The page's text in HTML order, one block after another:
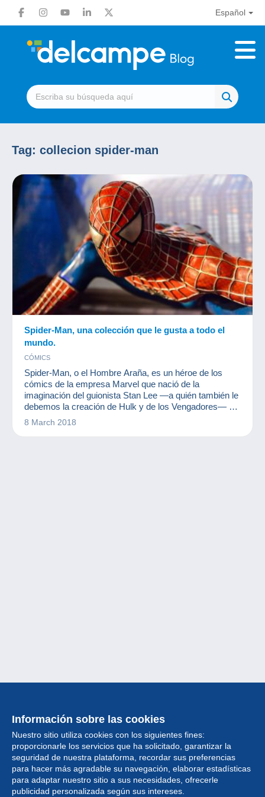
Español
Tag: collecion spider-man
Spider-Man, una colección que le gusta a todo el
mundo.
CÓMICS
Spider-Man, o el Hombre Araña, es un héroe de los
cómics de la empresa Marvel que nació de la
imaginación del guionista Stan Lee —a quién también le
debemos la creación de Hulk y de los Vengadores— y
del lápiz del diseñador Steve Ditko. El hombre araña
8 March 2018
Información sobre las cookies
Nuestro sitio utiliza cookies con los siguientes fines:
proporcionarle los servicios que ha solicitado, garantizar la
seguridad de nuestra plataforma, recordar sus preferencias
para hacer más agradable su navegación, elaborar estadísticas
para adaptar nuestro sitio a sus necesidades, ofrecerle
publicidad personalizada según sus intereses.
Colección